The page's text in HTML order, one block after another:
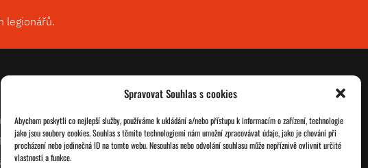
Spravovat Souhlas s cookies
Abychom poskytli co nejlepší služby, používáme k ukládání a/nebo přístupu k informacím o zařízení, technologie
jako jsou soubory cookies. Souhlas s těmito technologiemi nám umožní zpracovávat údaje, jako je chování při
procházení nebo jedinečná ID na tomto webu. Nesouhlas nebo odvolání souhlasu může nepříznivě ovlivnit určité
vlastnosti a funkce.
legionářů.
O nás
Jednoty ČSOL
Databáze legionářů
Pro členy